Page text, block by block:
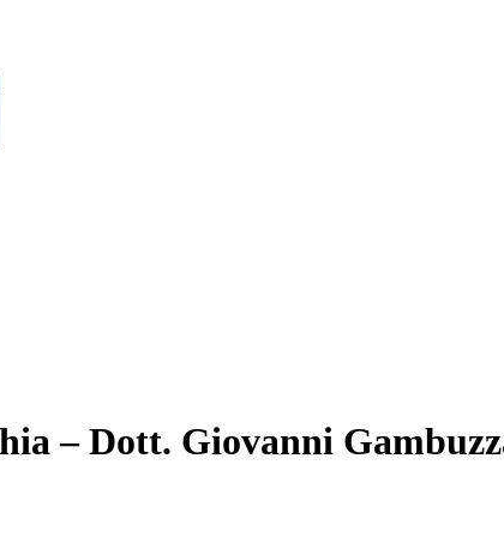
– Dott. Giovanni